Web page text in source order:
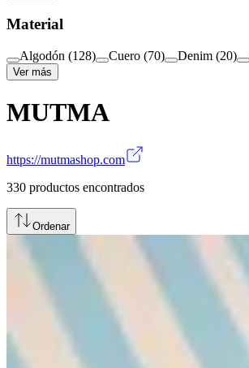
Material
Algodón (128) Cuero (70) Denim (20)
Ver más
MUTMA
https://mutmashop.com
330 productos encontrados
Ordenar